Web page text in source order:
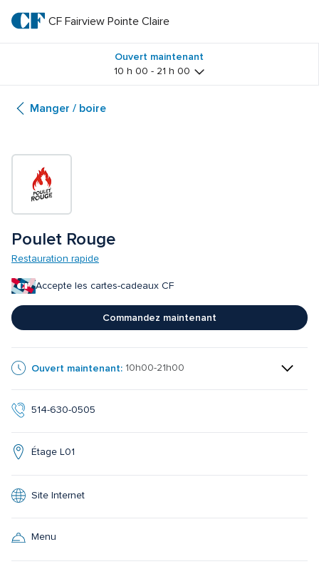
texte
principal
CF
Pointe
Claire
CF Fairview Pointe Claire
Ouvert maintenant
10 h 00 - 21 h 00
Manger / boire
Poulet Rouge
Restauration rapide
Accepte les cartes-cadeaux CF
Commandez maintenant
Ouvert maintenant: 10h00-21h00
514-630-0505
Étage L01
Site Internet
Menu